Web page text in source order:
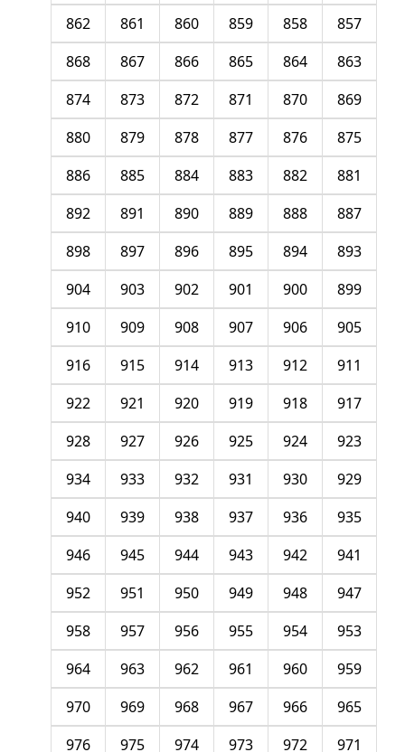
857
858
859
860
861
862
863
864
865
866
867
868
869
870
871
872
873
874
875
876
877
878
879
880
881
882
883
884
885
886
887
888
889
890
891
892
893
894
895
896
897
898
899
900
901
902
903
904
905
906
907
908
909
910
911
912
913
914
915
916
917
918
919
920
921
922
923
924
925
926
927
928
929
930
931
932
933
934
935
936
937
938
939
940
941
942
943
944
945
946
947
948
949
950
951
952
953
954
955
956
957
958
959
960
961
962
963
964
965
966
967
968
969
970
971
972
973
974
975
976